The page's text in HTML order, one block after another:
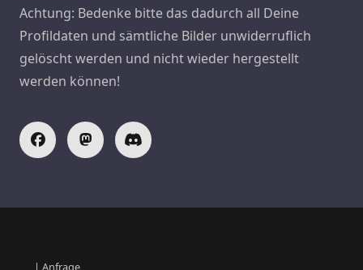
Achtung: Bedenke bitte das dadurch all Deine
Profildaten und sämtliche Bilder unwiderruflich
gelöscht werden und nicht wieder hergestellt
werden können!
| Anfrage